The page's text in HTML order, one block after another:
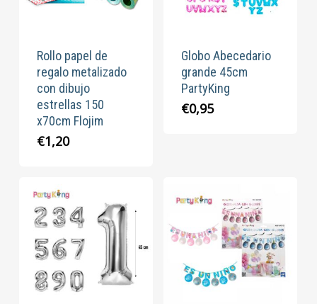
Rollo papel de
regalo metalizado
con dibujo
estrellas 150
x70cm Flojim
€1,20
Globo Abecedario
grande 45cm
PartyKing
€0,95